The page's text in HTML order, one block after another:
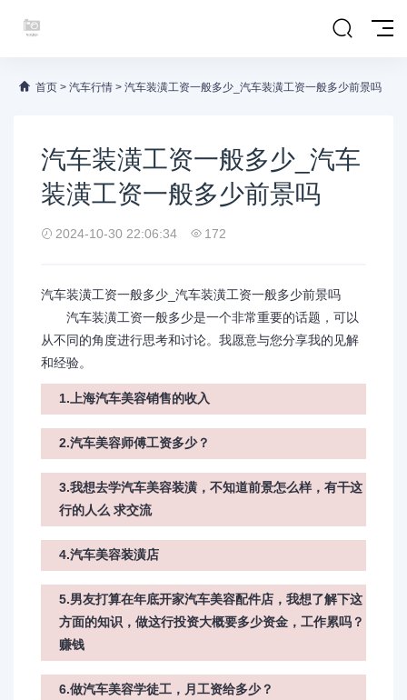
首页 > 汽车行情 > 汽车装潢工资一般多少_汽车装潢工资一般多少前景吗
汽车装潢工资一般多少_汽车
装潢工资一般多少前景吗
2024-10-30 22:06:34 172
汽车装潢工资一般多少_汽车装潢工资一般多少前景吗
汽车装潢工资一般多少是一个非常重要的话题，可以
从不同的角度进行思考和讨论。我愿意与您分享我的见解
和经验。
1.上海汽车美容销售的收入
2.汽车美容师傅工资多少？
3.我想去学汽车美容装潢，不知道前景怎么样，有干这
行的人么 求交流
4.汽车美容装潢店
5.男友打算在年底开家汽车美容配件店，我想了解下这
方面的知识，做这行投资大概要多少资金，工作累吗？
赚钱
6.做汽车美容学徒工，月工资给多少？